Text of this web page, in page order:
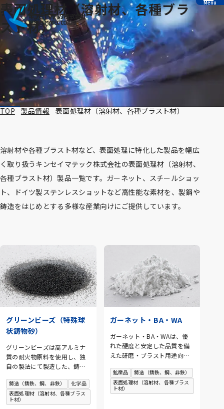
本文へ移動 Menu
表面処理材（溶射材、各種ブラ
スト材）
TOP 製品情報 表面処理材（溶射材、各種ブラスト材）
溶射材や各種ブラスト材など、表面処理に特化した製品を幅広
く取り扱うキンセイマテック株式会社の表面処理材（溶射材、
各種ブラスト材）製品一覧です。ガーネット、スチールショッ
ト、ドイツ製ステンレスショットなど高性能な素材を、製鋼や
鋳造をはじめとする多様な産業向けにご提供しています。
製品情報
グリーンビーズ（特殊球
状鋳物砂）
グリーンビーズは高アルミナ
質の耐火物原料を使用し、独
自の製法にて製造した、鋳造
ように、真球状で空隙なども
存在せず、流動性、充填性に
優れており、今後の鋳造工程
鋳造（鋳鉄、鋼、非鉄）
化学品
表面処理材（溶射材、各種ブラス
ト材）
ガーネット・BA・WA
ガーネット・BA・WAは、優
れた硬度と安定した品質を備
えた研磨・ブラスト用途向け
工条件に応じた粒度展開によ
り、表面処理や仕上げ工程に
おいて安定した研削力と均一
鉱産品
鋳造（鋳鉄、鋼、非鉄）
表面処理材（溶射材、各種ブラス
ト材）